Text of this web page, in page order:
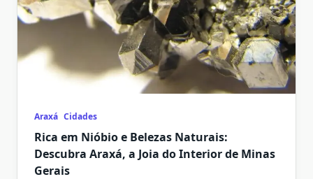
Araxá Cidades
Rica em Nióbio e Belezas Naturais:
Descubra Araxá, a Joia do Interior de Minas
Gerais